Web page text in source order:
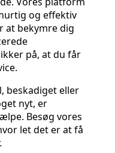
og effektiv
at bekymre dig
på, at du får
beskadiget eller
nyt, er
Besøg vores
let det er at få